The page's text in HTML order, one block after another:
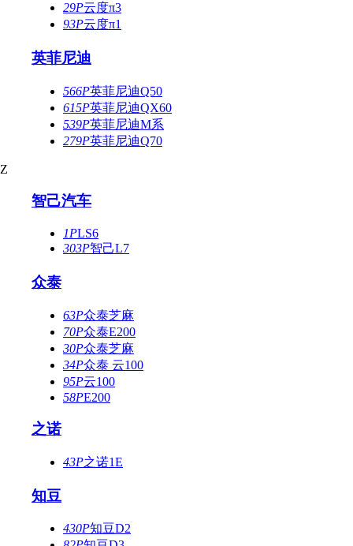
29P云度π3
93P云度π1
英菲尼迪
566P英菲尼迪Q50
615P英菲尼迪QX60
539P英菲尼迪M系
279P英菲尼迪Q70
Z
智己汽车
1PLS6
303P智己L7
众泰
63P众泰芝麻
70P众泰E200
30P众泰芝麻
34P众泰 云100
95P云100
58PE200
之诺
43P之诺1E
知豆
430P知豆D2